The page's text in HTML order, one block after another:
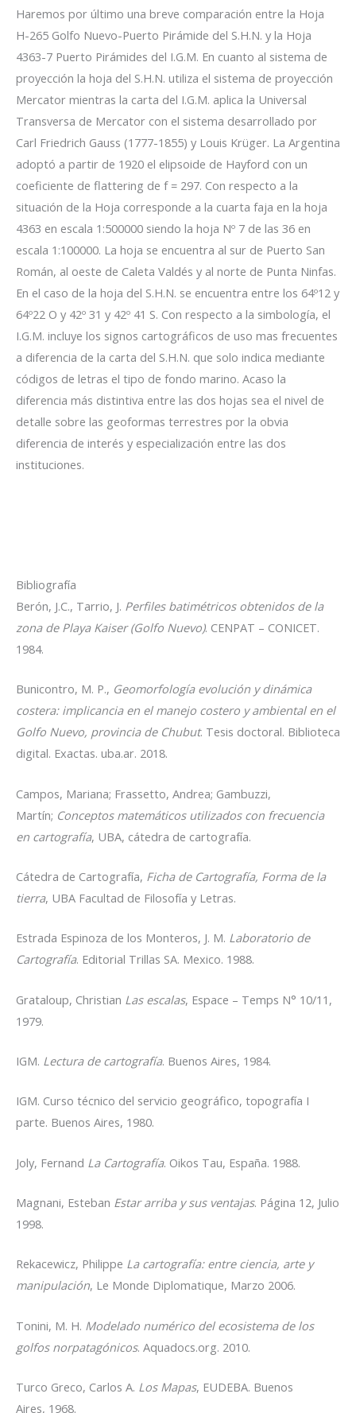
Haremos por último una breve comparación entre la Hoja
H-265 Golfo Nuevo-Puerto Pirámide del S.H.N. y la Hoja
4363-7 Puerto Pirámides del I.G.M. En cuanto al sistema de
proyección la hoja del S.H.N. utiliza el sistema de proyección
Mercator mientras la carta del I.G.M. aplica la Universal
Transversa de Mercator con el sistema desarrollado por
Carl Friedrich Gauss (1777-1855) y Louis Krüger. La Argentina
adoptó a partir de 1920 el elipsoide de Hayford con un
coeficiente de flattering de f = 297. Con respecto a la
situación de la Hoja corresponde a la cuarta faja en la hoja
4363 en escala 1:500000 siendo la hoja Nº 7 de las 36 en
escala 1:100000. La hoja se encuentra al sur de Puerto San
Román, al oeste de Caleta Valdés y al norte de Punta Ninfas.
En el caso de la hoja del S.H.N. se encuentra entre los 64º12 y
64º22 O y 42º 31 y 42º 41 S. Con respecto a la simbología, el
I.G.M. incluye los signos cartográficos de uso mas frecuentes
a diferencia de la carta del S.H.N. que solo indica mediante
códigos de letras el tipo de fondo marino. Acaso la
diferencia más distintiva entre las dos hojas sea el nivel de
detalle sobre las geoformas terrestres por la obvia
diferencia de interés y especialización entre las dos
instituciones.
Bibliografía
Berón, J.C., Tarrio, J. Perfiles batimétricos obtenidos de la
zona de Playa Kaiser (Golfo Nuevo). CENPAT – CONICET.
1984.
Bunicontro, M. P., Geomorfología evolución y dinámica
costera: implicancia en el manejo costero y ambiental en el
Golfo Nuevo, provincia de Chubut. Tesis doctoral. Biblioteca
digital. Exactas. uba.ar. 2018.
Campos, Mariana; Frassetto, Andrea; Gambuzzi,
Martín; Conceptos matemáticos utilizados con frecuencia
en cartografía, UBA, cátedra de cartografía.
Cátedra de Cartografía, Ficha de Cartografía, Forma de la
tierra, UBA Facultad de Filosofía y Letras.
Estrada Espinoza de los Monteros, J. M. Laboratorio de
Cartografía. Editorial Trillas SA. Mexico. 1988.
Grataloup, Christian Las escalas, Espace – Temps N° 10/11,
1979.
IGM. Lectura de cartografía. Buenos Aires, 1984.
IGM. Curso técnico del servicio geográfico, topografía I
parte. Buenos Aires, 1980.
Joly, Fernand La Cartografía. Oikos Tau, España. 1988.
Magnani, Esteban Estar arriba y sus ventajas. Página 12, Julio
1998.
Rekacewicz, Philippe La cartografía: entre ciencia, arte y
manipulación, Le Monde Diplomatique, Marzo 2006.
Tonini, M. H. Modelado numérico del ecosistema de los
golfos norpatagónicos. Aquadocs.org. 2010.
Turco Greco, Carlos A. Los Mapas, EUDEBA. Buenos
Aires, 1968.